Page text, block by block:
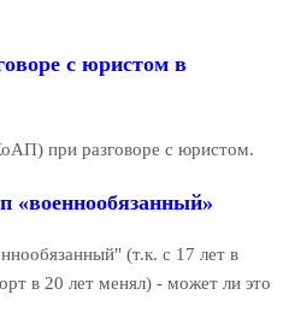
с юристом в
при разговоре с юристом.
«военнообязанный»
(т.к. с 17 лет в
в 20 лет менял) - может ли это